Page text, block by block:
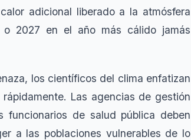
adicional liberado a la atmósfera
2027 en el año más cálido jamás
los científicos del clima enfatizan
Las agencias de gestión
funcionarios de salud pública deben
a las poblaciones vulnerables de lo